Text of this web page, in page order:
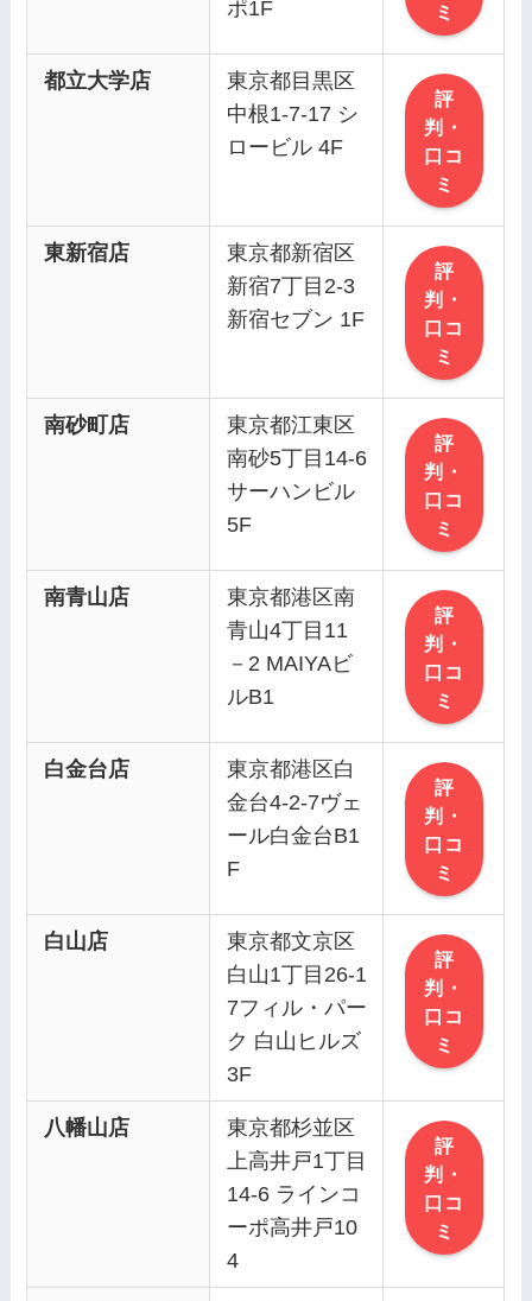
ポ1F ミ
都立大学店
東京都目黒区
中根1-7-17 シ
ロービル 4F
評
判・
口コ
ミ
東新宿店
東京都新宿区
新宿7丁目2-3
新宿セブン 1F
評
判・
口コ
ミ
南砂町店
東京都江東区
南砂5丁目14-6
サーハンビル
5F
評
判・
口コ
ミ
南青山店
東京都港区南
青山4丁目11
－2 MAIYAビ
ルB1
評
判・
口コ
ミ
白金台店
東京都港区白
金台4-2-7ヴェ
ール白金台B1
F
評
判・
口コ
ミ
白山店
東京都文京区
白山1丁目26-1
7フィル・パー
ク 白山ヒルズ
3F
評
判・
口コ
ミ
八幡山店
東京都杉並区
上高井戸1丁目
14-6 ラインコ
ーポ高井戸10
4
評
判・
口コ
ミ